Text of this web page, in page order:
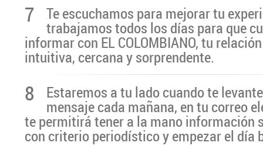
7 Te escuchamos para mejorar tu
trabajamos todos los días para que
informar con EL COLOMBIANO, tu
intuitiva, cercana y sorprendente.
8 Estaremos a tu lado cuando te
mensaje cada mañana, en tu correo
te permitirá tener a la mano información
con criterio periodístico y empezar el día